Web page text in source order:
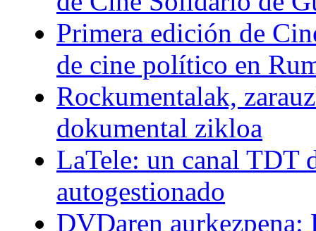
Primera edición de
de cine político en
Rockumentalak,
dokumental zikloa
LaTele: un canal TDT
autogestionado
DVDaren